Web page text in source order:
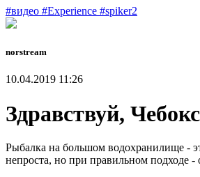
#видео #Experience #spiker2
norstream
10.04.2019 11:26
Здравствуй,
Рыбалка на большом водохранилище -
непроста, но при правильном подходе -